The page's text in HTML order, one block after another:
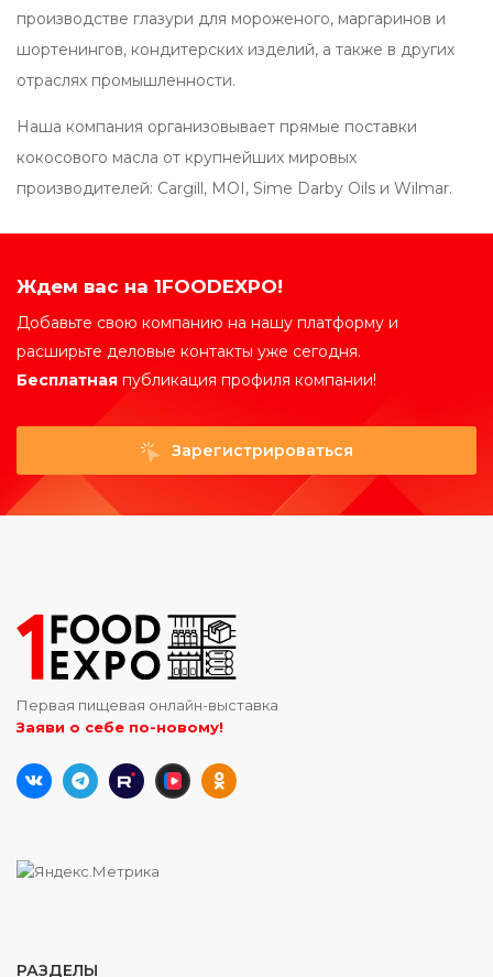
производстве глазури для мороженого, маргаринов и
шортенингов, кондитерских изделий, а также в других
отраслях промышленности.
Наша компания организовывает прямые поставки
кокосового масла от крупнейших мировых
производителей: Cargill, MOI, Sime Darby Oils и Wilmar.
Ждем вас на 1FOODEXPO!
Добавьте свою компанию на нашу платформу и
расширьте деловые контакты уже сегодня.
Бесплатная публикация профиля компании!
Зарегистрироваться
Первая пищевая онлайн-выставка
Заяви о себе по-новому!
РАЗДЕЛЫ